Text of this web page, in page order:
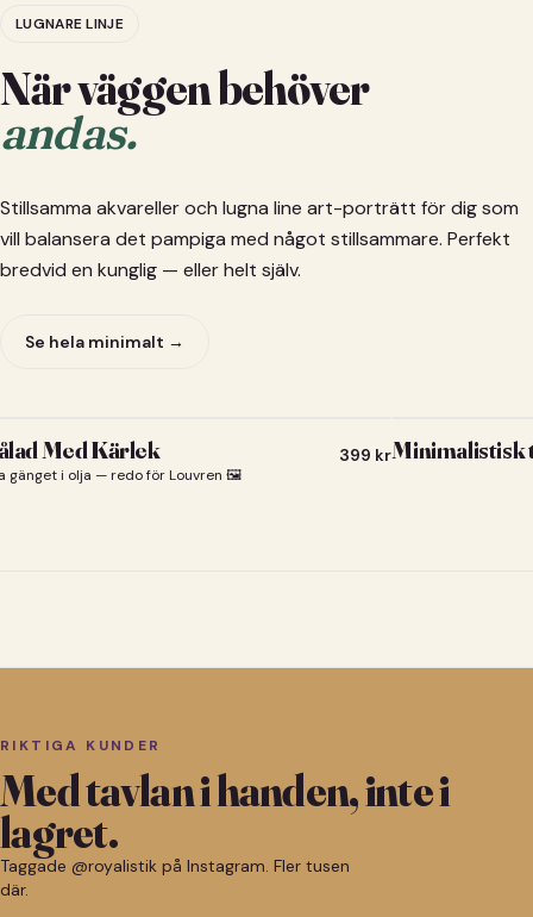
LUGNARE LINJE
När väggen behöver
andas.
Stillsamma akvareller och lugna line art-porträtt för dig som
vill balansera det pampiga med något stillsammare. Perfekt
bredvid en kunglig — eller helt själv.
Se hela minimalt →
Med Kärlek
gänget i olja — redo för Louvren 🖼️
399 krMinimalistisk
RIKTIGA KUNDER
Med tavlan i handen, inte i
lagret.
Taggade @royalistik på Instagram. Fler tusen
där.